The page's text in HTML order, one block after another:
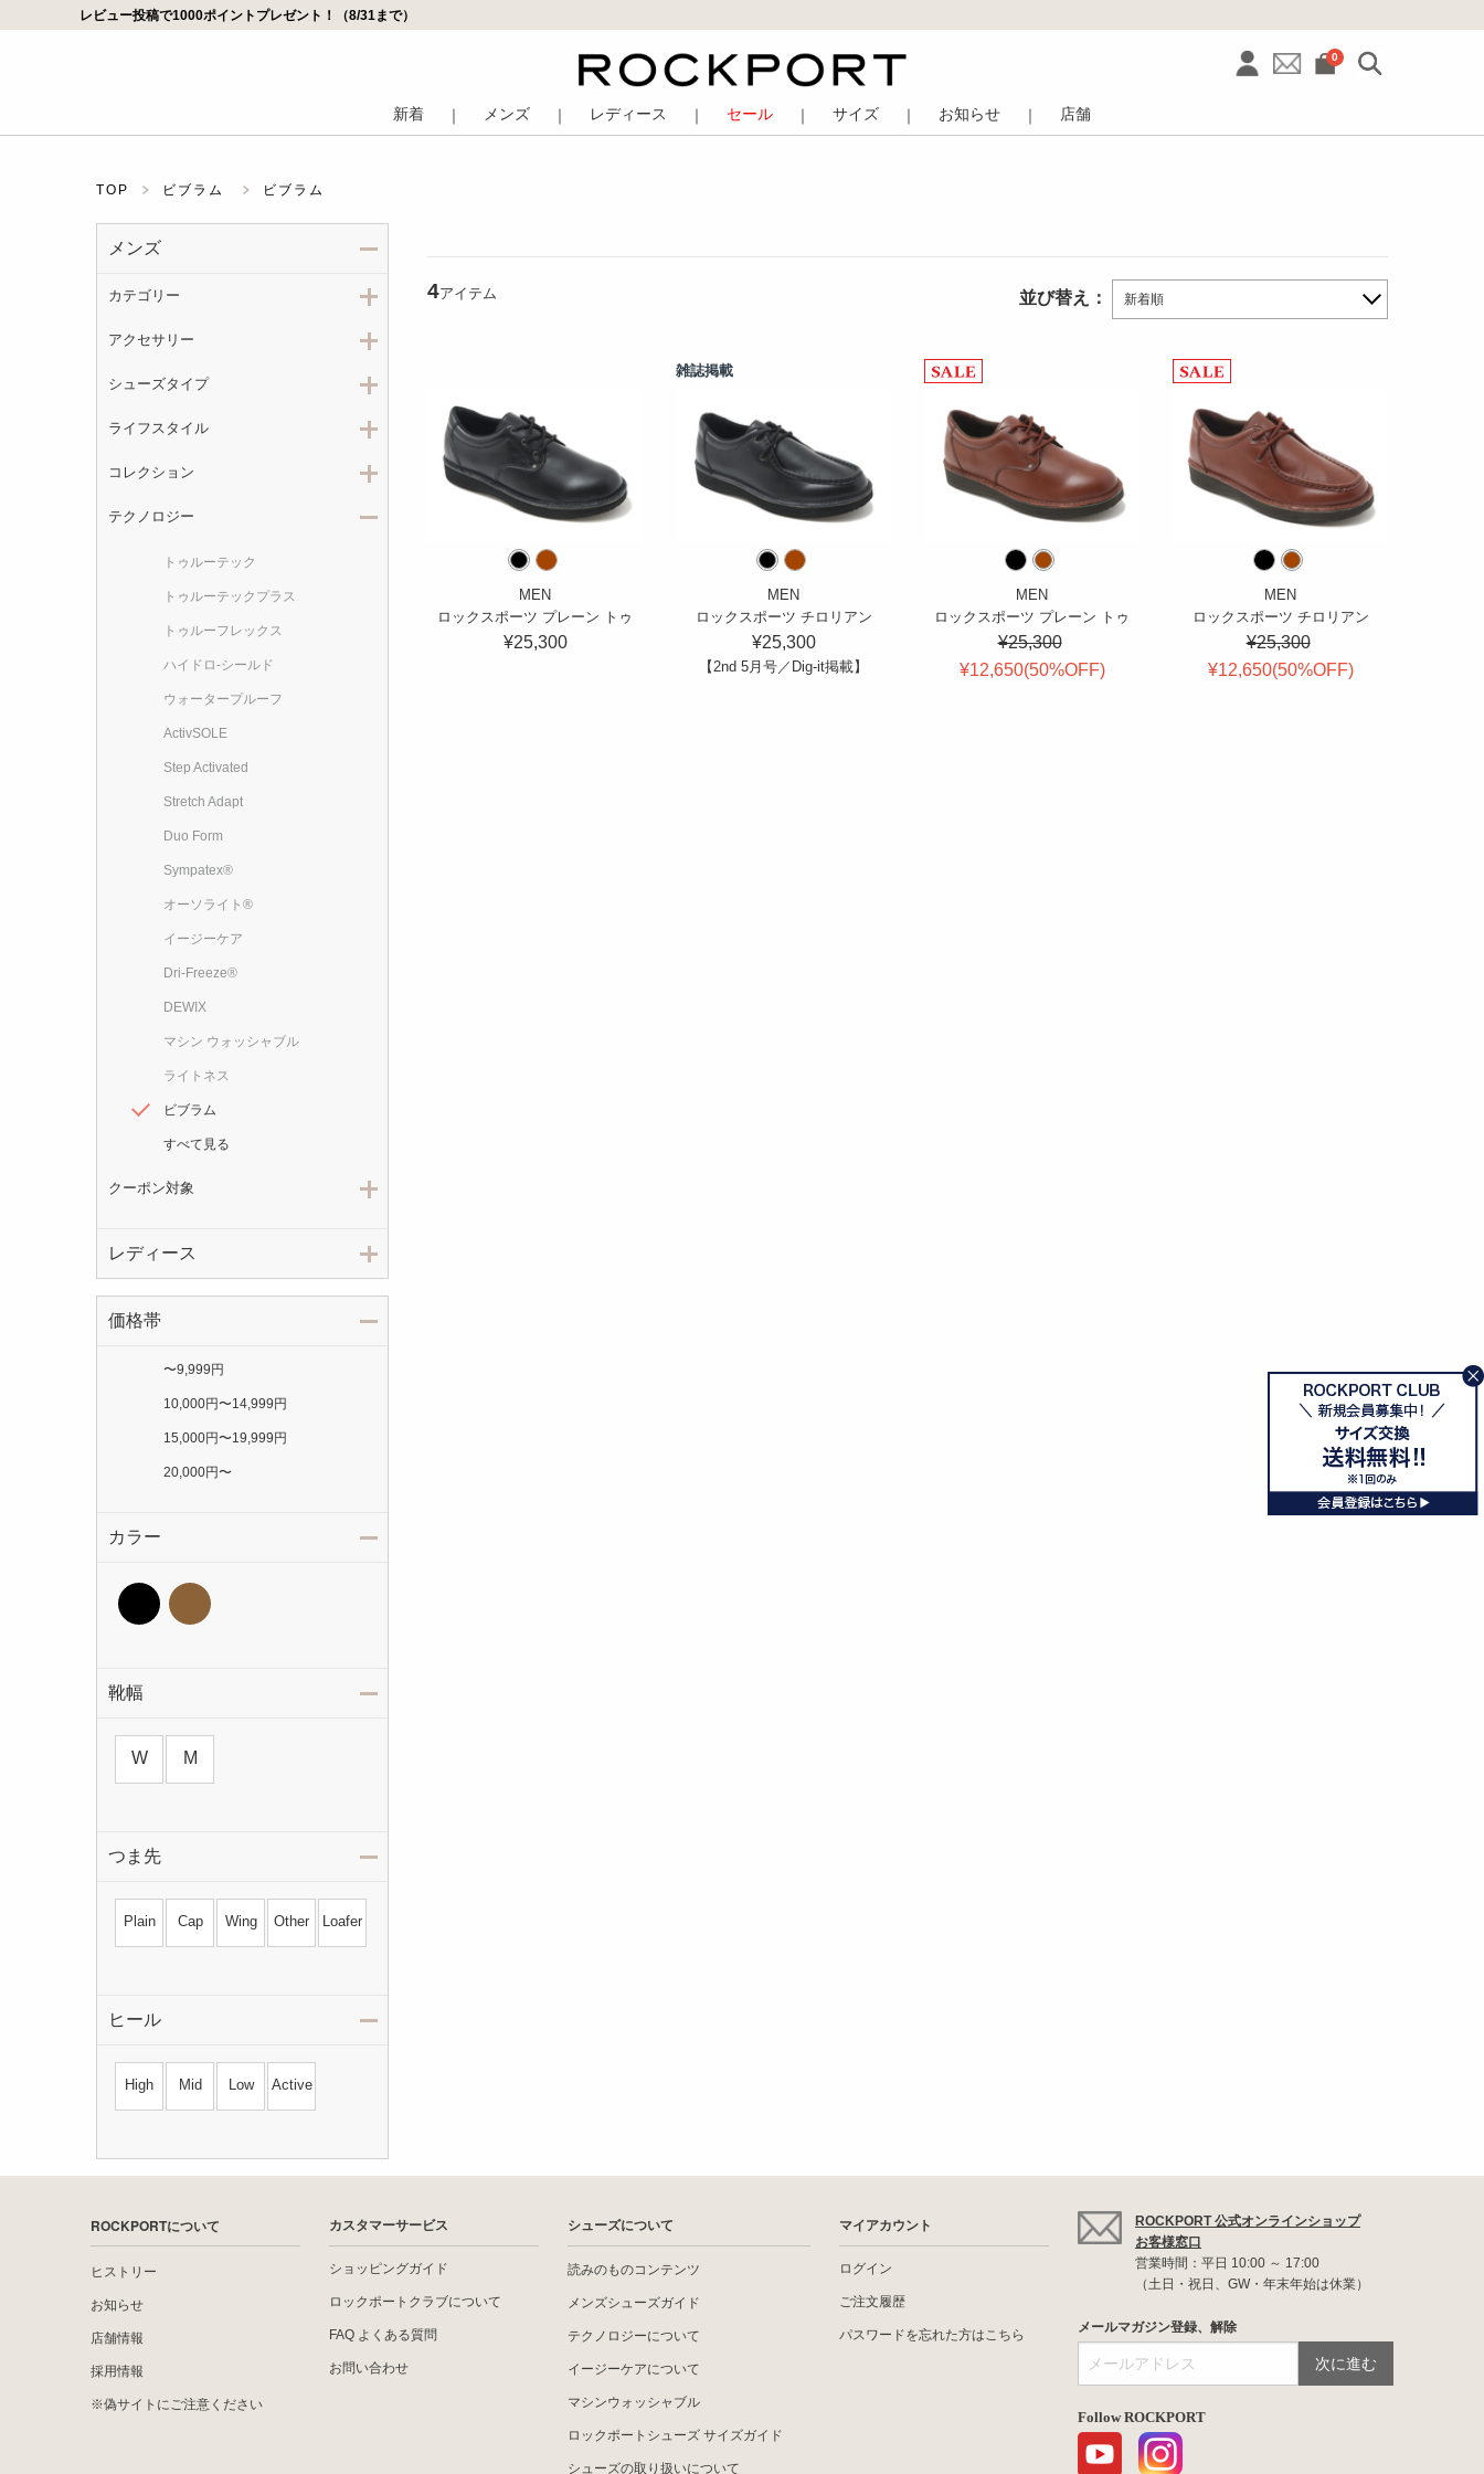
レビュー投稿で1000ポイントプレゼント！（8/31まで）
0
新着 ｜ メンズ ｜ レディース ｜ セール ｜ サイズ ｜ お知らせ ｜ 店舗
TOP ビブラム ビブラム
メンズ
カテゴリー
アクセサリー
シューズタイプ
ライフスタイル
コレクション
テクノロジー
トゥルーテック
トゥルーテックプラス
トゥルーフレックス
ハイドロ-シールド
ウォータープルーフ
ActivSOLE
Step Activated
Stretch Adapt
Duo Form
Sympatex®
オーソライト®︎
イージーケア
Dri-Freeze®
DEWIX
マシン ウォッシャブル
ライトネス
ビブラム
すべて見る
クーポン対象
レディース
価格帯
〜9,999円
10,000円〜14,999円
15,000円〜19,999円
20,000円〜
カラー
靴幅
W M
つま先
Plain Cap Wing Other Loafer
ヒール
High Mid Low Active
4アイテム 並び替え： 新着順
MEN
ロックスポーツ プレーン トゥ
¥25,300
雑誌掲載
MEN
ロックスポーツ チロリアン
¥25,300
【2nd 5月号／Dig-it掲載】
MEN
ロックスポーツ プレーン トゥ
¥25,300
¥12,650(50%OFF)
MEN
ロックスポーツ チロリアン
¥25,300
¥12,650(50%OFF)
ROCKPORTについて
ヒストリー
お知らせ
店舗情報
採用情報
※偽サイトにご注意ください
カスタマーサービス
ショッピングガイド
ロックポートクラブについて
FAQ よくある質問
お問い合わせ
シューズについて
読みのものコンテンツ
メンズシューズガイド
テクノロジーについて
イージーケアについて
マシンウォッシャブル
ロックポートシューズ サイズガイド
シューズの取り扱いについて
マイアカウント
ログイン
ご注文履歴
パスワードを忘れた方はこちら
ROCKPORT 公式オンラインショップ
お客様窓口
営業時間：平日 10:00 ～ 17:00
（土日・祝日、GW・年末年始は休業）
メールマガジン登録、解除
Follow ROCKPORT